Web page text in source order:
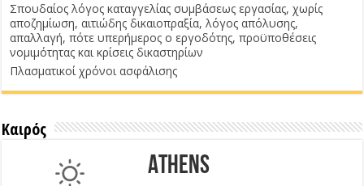
Σπουδαίος λόγος καταγγελίας συμβάσεως εργασίας, χωρίς
αποζημίωση, αιτιώδης δικαιοπραξία, λόγος απόλυσης,
απαλλαγή, πότε υπερήμερος ο εργοδότης, προϋποθέσεις
νομιμότητας και κρίσεις δικαστηρίων
Πλασματικοί χρόνοι ασφάλισης
Καιρός
Athens